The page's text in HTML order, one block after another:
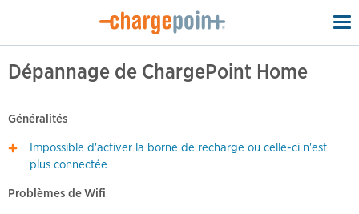
Dépannage de ChargePoint Home
Généralités
Impossible d'activer la borne de recharge ou celle-ci n'est
plus connectée
Problèmes de Wifi